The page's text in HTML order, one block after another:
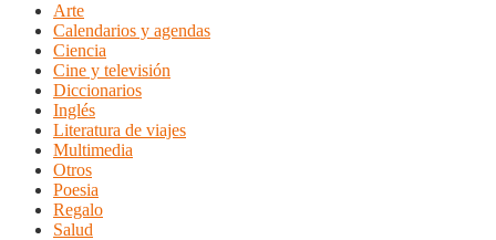
Arte
Calendarios y agendas
Ciencia
Cine y televisión
Diccionarios
Inglés
Literatura de viajes
Multimedia
Otros
Poesia
Regalo
Salud